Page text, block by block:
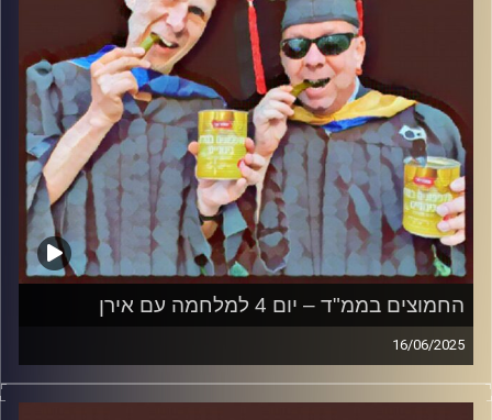
החמוצים בממ"ד – יום 4 למלחמה עם אירן
16/06/2025
המערכת הפוליטית על ספת הפסיכולוג, עם פרופסור בועז בן-
דוד ופרופסור גלעד הירשברגר